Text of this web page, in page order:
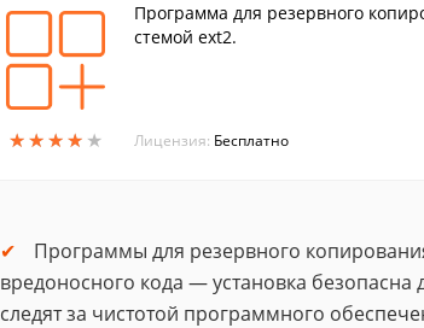
★★★★ ★
★★★★ ★
Программа для резервного
стемой ext2.
Лицензия: Бесплатно
Программы для резервного
вредоносного кода — установка
следят за чистотой программного